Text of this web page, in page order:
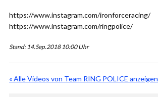
https://www.instagram.com/ironforceracing/
https://www.instagram.com/ringpolice/
Stand: 14.Sep.2018 10:00 Uhr
« Alle Videos von Team RING POLICE anzeigen